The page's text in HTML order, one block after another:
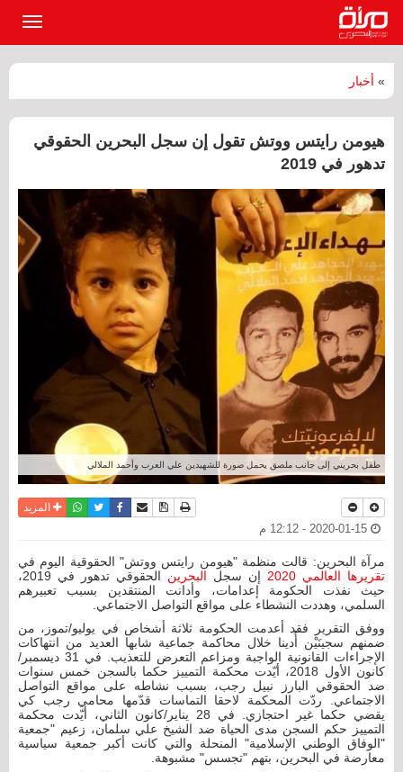
» أخبار
هيومن رايتس ووتش تقول إن سجل البحرين الحقوقي
تدهور في 2019
طفل بحريني إلى جانب ملصق يحمل صورة للشهيدين علي العرب وأحمد الملالي
نسخة للطباعة
حفظ الموضوع
أرسل الى صديق
فيسبوكتويترواتسابالمزيد
مرآة البحرين: قالت منظمة "هيومن رايتس ووتش" الحقوقية اليوم في
تقريرها العالمي 2020
إن سجل البحرين
الحقوقي تدهور في 2019،
حيث نفذت الحكومة إعدامات، وأدانت المنتقدين بسبب تعبيرهم
السلمي، وهددت النشطاء على مواقع التواصل الاجتماعي.
ووفق التقرير فقد أعدمت الحكومة ثلاثة أشخاص في يوليو/تموز، من
ضمنهم سجينَيْن أُدينا خلال محاكمة جماعية شابها العديد من انتهاكات
الإجراءات القانونية الواجبة ومزاعم التعرض للتعذيب. في 31 ديسمبر/
كانون الأول 2018، أيّدت محكمة التمييز حكما بالسجن خمس سنوات
ضد الحقوقي البارز نبيل رجب، بسبب نشاطه على مواقع التواصل
الاجتماعي. ردّت المحكمة لاحقا التماسات قدّمها محامي رجب كي
يقضي حكما غير احتجازي. في 28 يناير/كانون الثاني، أيّدت محكمة
التمييز حكم السجن مدى الحياة ضد الشيخ علي سلمان، زعيم "جمعية
"الوفاق الوطني الإسلامية" المنحلة والتي كانت أكبر جمعية سياسية
معارضة في البحرين، بتهم "تجسس" مشبوهة.